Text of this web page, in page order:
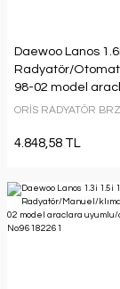
Daewoo Lanos 1.6i
Radyatör/
98-02 model
uyumlu/Orjınal
ORİS RADYATÖR BRZ
4.848,58 TL